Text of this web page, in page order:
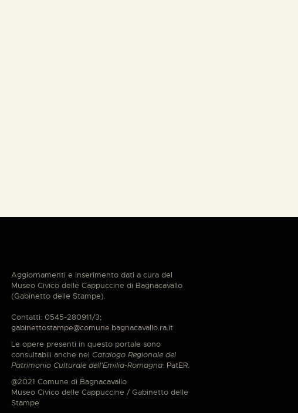
Aggiornamenti e inserimento dati a cura del
Museo Civico delle Cappuccine di Bagnacavallo
(Gabinetto delle Stampe).
Contatti: 0545-280911/3;
gabinettostampe@comune.bagnacavallo.ra.it
Le opere presenti in questo portale sono
consultabili anche nel Catalogo Regionale del
Patrimonio Culturale dell'Emilia-Romagna: PatER.
@2021 Comune di Bagnacavallo
Museo Civico delle Cappuccine / Gabinetto delle
Stampe